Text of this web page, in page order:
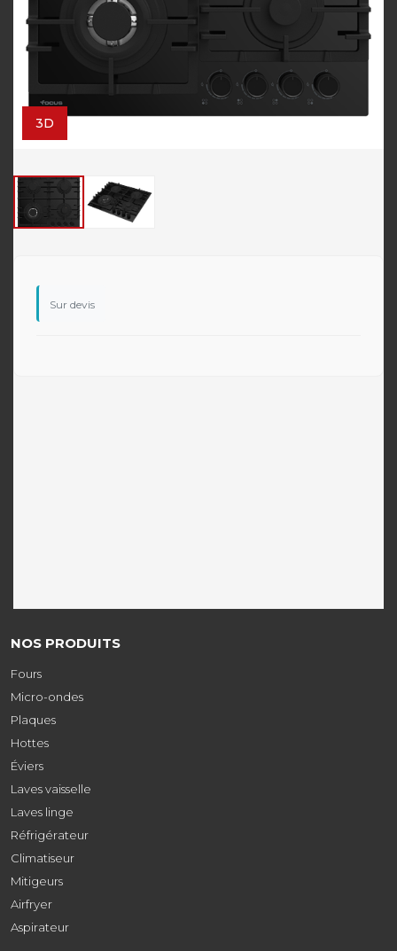
3D
Sur devis
NOS PRODUITS
Fours
Micro-ondes
Plaques
Hottes
Éviers
Laves vaisselle
Laves linge
Réfrigérateur
Climatiseur
Mitigeurs
Airfryer
Aspirateur